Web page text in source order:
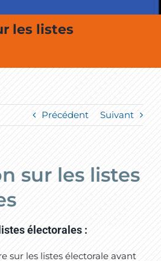
les listes
Précédent Suivant
sur les listes
électorales :
sur les listes électorale avant